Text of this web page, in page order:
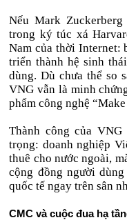
Nếu Mark
trong ký túc xá
Nam của thời Internet:
triển thành hệ sinh
dùng. Dù chưa thể so
VNG vẫn là minh
phẩm công nghệ
Thành công của
trọng: doanh nghiệp
thuê cho nước ngoài,
cộng đồng người
quốc tế ngay trên sân
CMC và cuộc đua hạ